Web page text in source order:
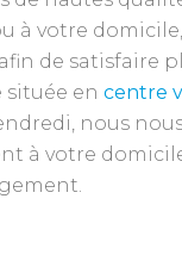
à votre
de satisfaire
située en centre
nous
à votre